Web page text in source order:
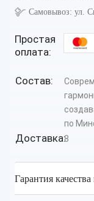
Самовывоз: ул.
Простая
оплата:
Состав:
по
Доставка:8
Гарантия